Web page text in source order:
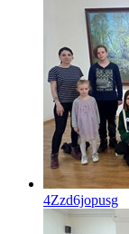
4Zzd6jopusg